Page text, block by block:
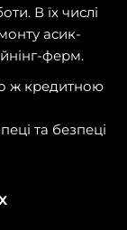
В їх числі
асик-
ферм.
ж кредитною
та безпеці